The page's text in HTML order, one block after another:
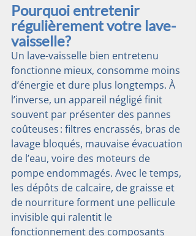
Pourquoi entretenir
régulièrement votre lave-
vaisselle?
Un lave-vaisselle bien entretenu
fonctionne mieux, consomme moins
d’énergie et dure plus longtemps. À
l’inverse, un appareil négligé finit
souvent par présenter des pannes
coûteuses : filtres encrassés, bras de
lavage bloqués, mauvaise évacuation
de l’eau, voire des moteurs de
pompe endommagés. Avec le temps,
les dépôts de calcaire, de graisse et
de nourriture forment une pellicule
invisible qui ralentit le
fonctionnement des composants